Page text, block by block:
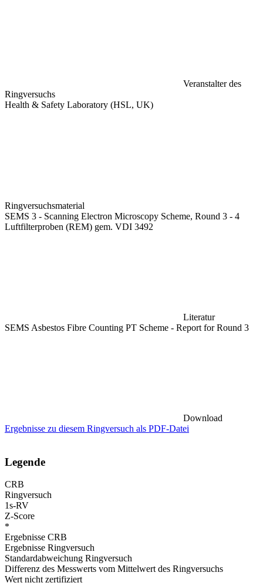
Veranstalter des
Ringversuchs
Health & Safety Laboratory (HSL, UK)
Ringversuchsmaterial
SEMS 3 - Scanning Electron Microscopy Scheme, Round 3 - 4
Luftfilterproben (REM) gem. VDI 3492
Literatur
SEMS Asbestos Fibre Counting PT Scheme - Report for Round 3
Download
Ergebnisse zu diesem Ringversuch als PDF-Datei
Legende
CRB
Ringversuch
1s-RV
Z-Score
*
Ergebnisse CRB
Ergebnisse Ringversuch
Standardabweichung Ringversuch
Differenz des Messwerts vom Mittelwert des Ringversuchs
Wert nicht zertifiziert